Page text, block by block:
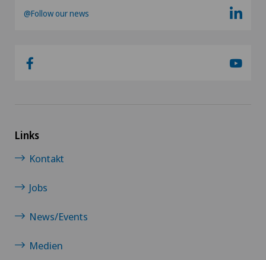
@Follow our news
Links
Kontakt
Jobs
News/Events
Medien